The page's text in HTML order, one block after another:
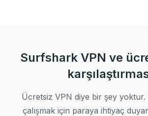
Surfshark VPN ve
Ücretsiz VPN diye bir şey
çalışmak için paraya ihtiyaç